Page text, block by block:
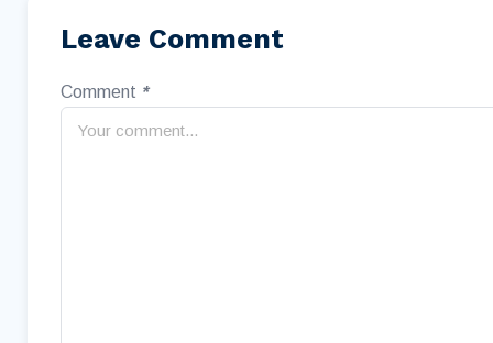
Leave Comment
Comment *